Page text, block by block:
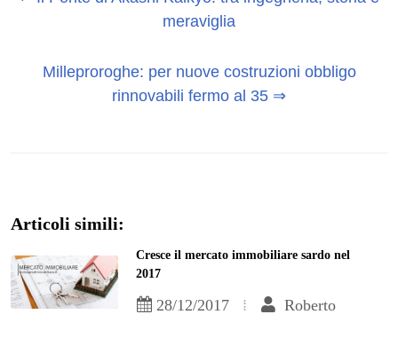
meraviglia
Milleproroghe: per nuove costruzioni obbligo
rinnovabili fermo al 35 ⇒
Articoli simili:
Cresce il mercato immobiliare sardo nel
2017
28/12/2017 Roberto